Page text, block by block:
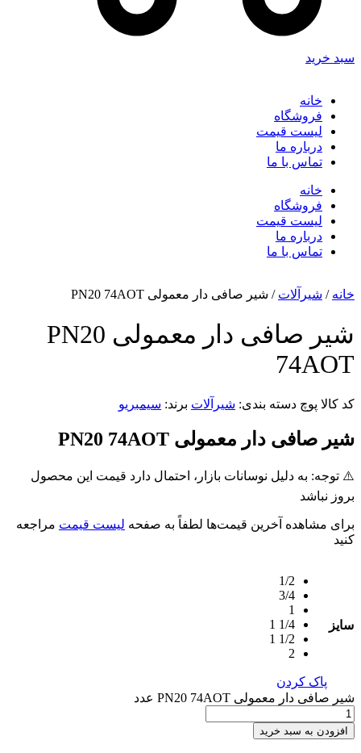
سبد خرید
خانه
فروشگاه
لیست قیمت
درباره ما
تماس با ما
خانه
فروشگاه
لیست قیمت
درباره ما
تماس با ما
خانه / شیرآلات / شیر صافی دار معمولی PN20 74AOT
شیر صافی دار معمولی PN20
74AOT
کد کالا پوچ دسته بندی: شیرآلات برند: سیمبریو
شیر صافی دار معمولی PN20 74AOT
⚠️ توجه: به دلیل نوسانات بازار، احتمال دارد قیمت این محصول
بروز نباشد
برای مشاهده آخرین قیمت‌ها لطفاً به صفحه لیست قیمت مراجعه
کنید
سایز
1/2
3/4
1
1/4 1
1/2 1
2
پاک کردن
شیر صافی دار معمولی PN20 74AOT عدد
افزودن به سبد خرید